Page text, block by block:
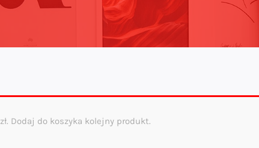
zł. Dodaj do koszyka kolejny produkt.